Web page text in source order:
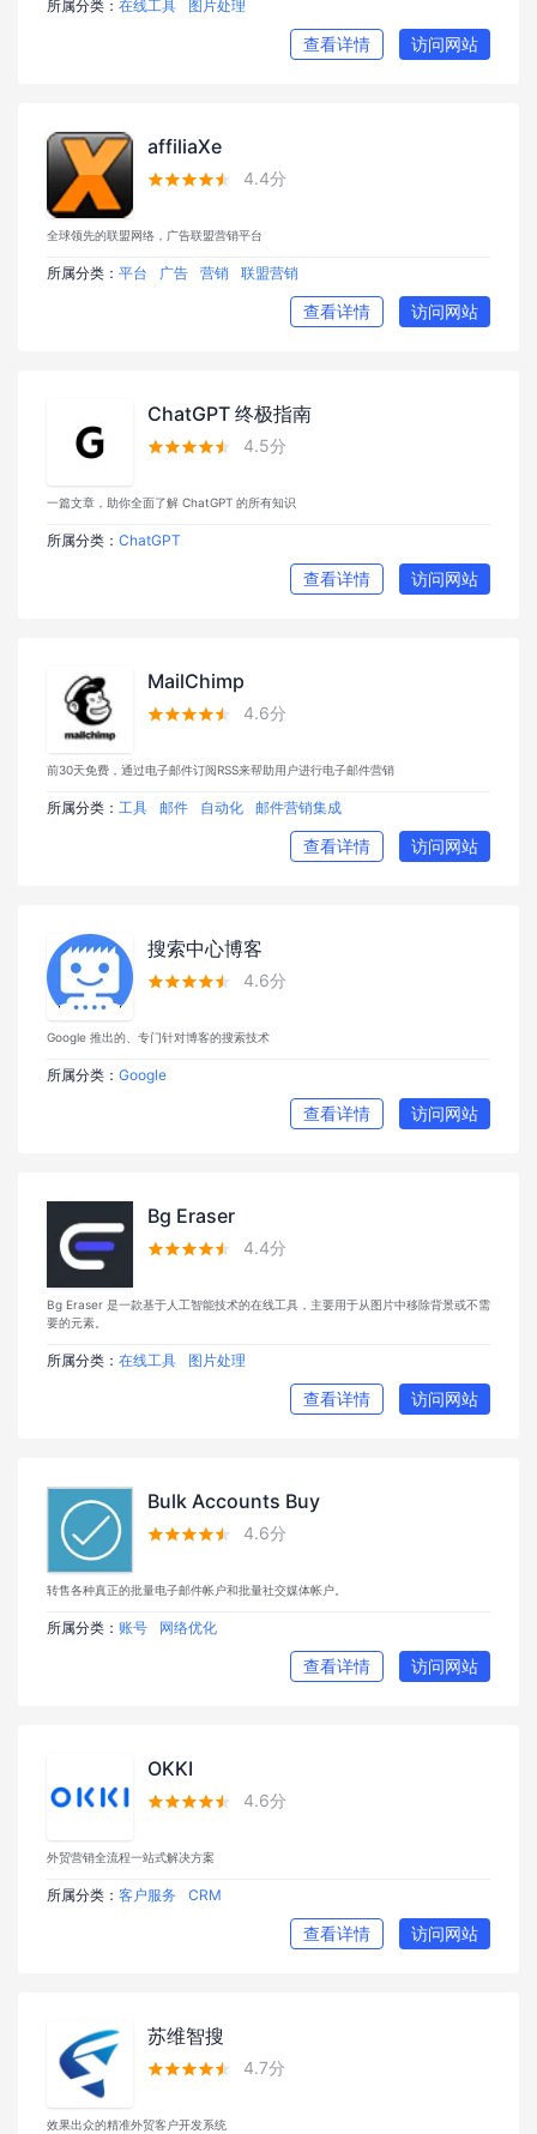
所属分类： 在线工具 图片处理
查看详情 访问网站
affiliaXe
 4.4分
全球领先的联盟网络，广告联盟营销平台
所属分类： 平台 广告 营销 联盟营销
查看详情 访问网站
ChatGPT 终极指南
 4.5分
一篇文章，助你全面了解 ChatGPT 的所有知识
所属分类： ChatGPT
查看详情 访问网站
MailChimp
 4.6分
前30天免费，通过电子邮件订阅RSS来帮助用户进行电子邮件营销
所属分类： 工具 邮件 自动化 邮件营销集成
查看详情 访问网站
搜索中心博客
 4.6分
Google 推出的、专门针对博客的搜索技术
所属分类： Google
查看详情 访问网站
Bg Eraser
 4.4分
Bg Eraser 是一款基于人工智能技术的在线工具，主要用于从图片中移除背景或不需
要的元素。
所属分类： 在线工具 图片处理
查看详情 访问网站
Bulk Accounts Buy
 4.6分
转售各种真正的批量电子邮件帐户和批量社交媒体帐户。
所属分类： 账号 网络优化
查看详情 访问网站
OKKI
 4.6分
外贸营销全流程一站式解决方案
所属分类： 客户服务 CRM
查看详情 访问网站
苏维智搜
 4.7分
效果出众的精准外贸客户开发系统